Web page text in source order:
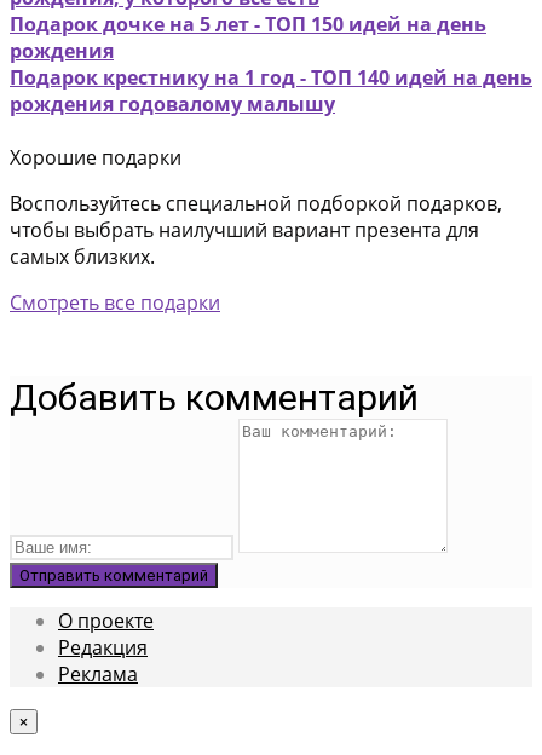
Подарок дочке на 5 лет - ТОП 150 идей на день
рождения
Подарок крестнику на 1 год - ТОП 140 идей на день
рождения годовалому малышу
Хорошие подарки
Воспользуйтесь специальной подборкой подарков,
чтобы выбрать наилучший вариант презента для
самых близких.
Смотреть все подарки
Добавить комментарий
О проекте
Редакция
Реклама
×